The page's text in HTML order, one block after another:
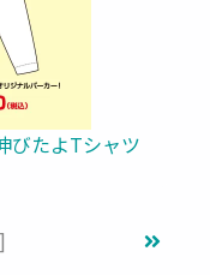
びたよTシャツ